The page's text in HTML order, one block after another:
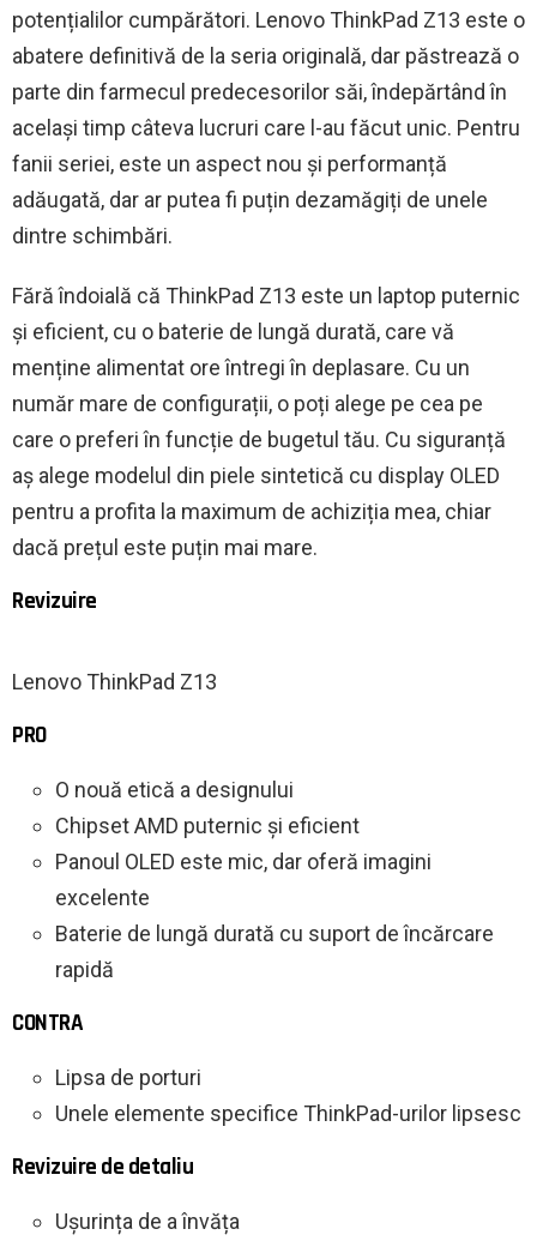
potențialilor cumpărători. Lenovo ThinkPad Z13 este o
abatere definitivă de la seria originală, dar păstrează o
parte din farmecul predecesorilor săi, îndepărtând în
același timp câteva lucruri care l-au făcut unic. Pentru
fanii seriei, este un aspect nou și performanță
adăugată, dar ar putea fi puțin dezamăgiți de unele
dintre schimbări.
Fără îndoială că ThinkPad Z13 este un laptop puternic
și eficient, cu o baterie de lungă durată, care vă
menține alimentat ore întregi în deplasare. Cu un
număr mare de configurații, o poți alege pe cea pe
care o preferi în funcție de bugetul tău. Cu siguranță
aș alege modelul din piele sintetică cu display OLED
pentru a profita la maximum de achiziția mea, chiar
dacă prețul este puțin mai mare.
Revizuire
Lenovo ThinkPad Z13
PRO
O nouă etică a designului
Chipset AMD puternic și eficient
Panoul OLED este mic, dar oferă imagini
excelente
Baterie de lungă durată cu suport de încărcare
rapidă
CONTRA
Lipsa de porturi
Unele elemente specifice ThinkPad-urilor lipsesc
Revizuire de detaliu
Ușurința de a învăța